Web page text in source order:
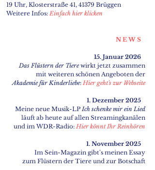
19 Uhr, Klosterstraße 41, 41379 Brüggen
Weitere Infos: Einfach hier klicken
N E W S
15. Januar 2026
Das Flüstern der Tierewirkt jetzt zusammen
mit weiteren schönen Angeboten der
Akademiefür Kinderliebe:Hier geht's zur Webseite
1. Dezember 2025
Meine neue Musik-LPIch schenke mir ein Lied
läuft ab heute auf allen Streamingkanälen
und im WDR-Radio:Hier könnt Ihr Reinhören
1. November 2025
Im Sein-Magazin gibt's meinen Essay
zum Flüstern der Tiere und zur Botschaft